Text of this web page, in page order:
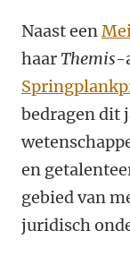
Naast een
haarThemis-
bedragen dit
en
gebied van
juridisch